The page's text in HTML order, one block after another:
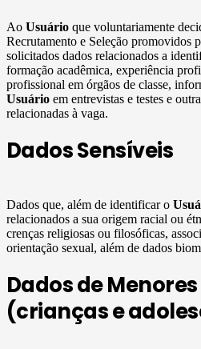
Ao Usuário que voluntariamente
Recrutamento e Seleção promovidos
solicitados dados relacionados a
formação acadêmica, experiência
profissional em órgãos de classe,
Usuário em entrevistas e testes e
relacionadas à vaga.
Dados Sensíveis
Dados que, além de identificar o
relacionados a sua origem racial ou
crenças religiosas ou filosóficas,
orientação sexual, além de dados
Dados de
(crianças e